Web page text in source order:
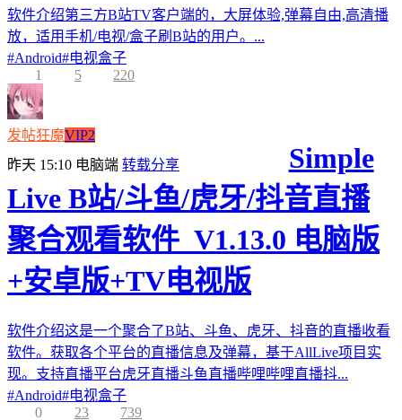
软件介绍第三方B站TV客户端的，大屏体验,弹幕自由,高清播
放，适用手机/电视/盒子刷B站的用户。...
#Android#电视盒子
1
5 220
发帖狂魔VIP2
昨天 15:10 电脑端 转载分享
Simple
Live B站/斗鱼/虎牙/抖音直播
聚合观看软件_V1.13.0 电脑版
+安卓版+TV电视版
软件介绍这是一个聚合了B站、斗鱼、虎牙、抖音的直播收看
软件。获取各个平台的直播信息及弹幕，基于AllLive项目实
现。支持直播平台虎牙直播斗鱼直播哔哩哔哩直播抖...
#Android#电视盒子
0
23 739